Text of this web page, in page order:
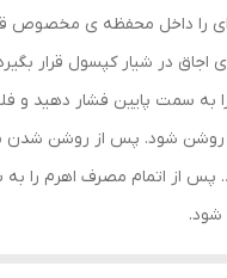
ای را داخل محفظه ی مخصوص
در شیار کپسول قرار
به سمت پایین فشار دهید و
روشن شود. پس از روشن شدن
پس از اتمام مصرف اهرم را به
شود.